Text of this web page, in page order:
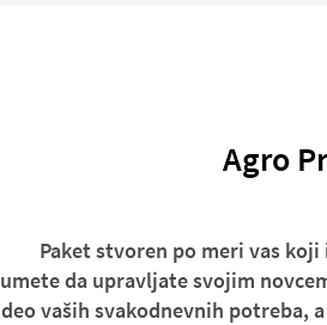
Agro
Paket stvoren po meri vas
umete da upravljate svojim
deo vaših svakodnevnih potreba,